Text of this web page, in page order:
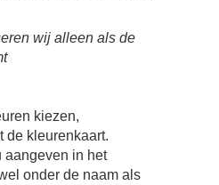
wij alleen als de
kiezen,
de kleurenkaart.
aangeven in het
onder de naam als